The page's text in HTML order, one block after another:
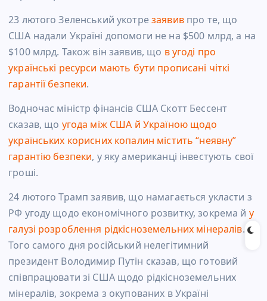
23 лютого Зеленський укотрезаявив про те, що
США надали Україні допомоги не на $500 млрд, а на
$100 млрд. Також він заявив, що в угоді про
українські ресурси мають бути прописані чіткі
гарантії безпеки.
Водночас міністр фінансів США Скотт Бессент
сказав, що угода між США й Україною щодо
українських корисних копалин містить “неявну”
гарантію безпеки, у яку американці інвестують свої
гроші.
24 лютого Трамп заявив, що намагається укласти з
РФ угоду щодо економічного розвитку, зокрема й у
галузі розроблення рідкісноземельних мінералів.
Того самого дня російський нелегітимний
президент Володимир Путін сказав, що готовий
співпрацювати зі США щодо рідкісноземельних
мінералів, зокрема з окупованих в Україні